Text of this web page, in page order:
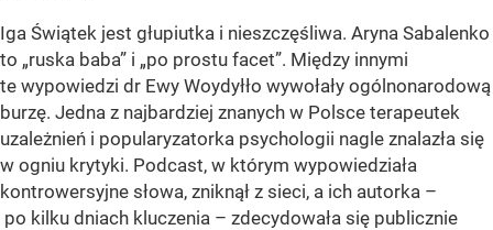
Iga Świątek jest głupiutka i nieszczęśliwa. Aryna Sabalenko
to „ruska baba” i „po prostu facet”. Między innymi
te wypowiedzi dr Ewy Woydyłło wywołały ogólnonarodową
burzę. Jedna z najbardziej znanych w Polsce terapeutek
uzależnień i popularyzatorka psychologii nagle znalazła się
w ogniu krytyki. Podcast, w którym wypowiedziała
kontrowersyjne słowa, zniknął z sieci, a ich autorka –
po kilku dniach kluczenia – zdecydowała się publicznie